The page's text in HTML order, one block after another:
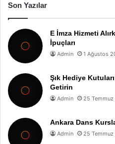
Son Yazılar
E İmza Hizmeti
İpuçları
Admin 1 Ağustos
Şık Hediye
Getirin
Admin 25
Ankara Dans
Admin 25